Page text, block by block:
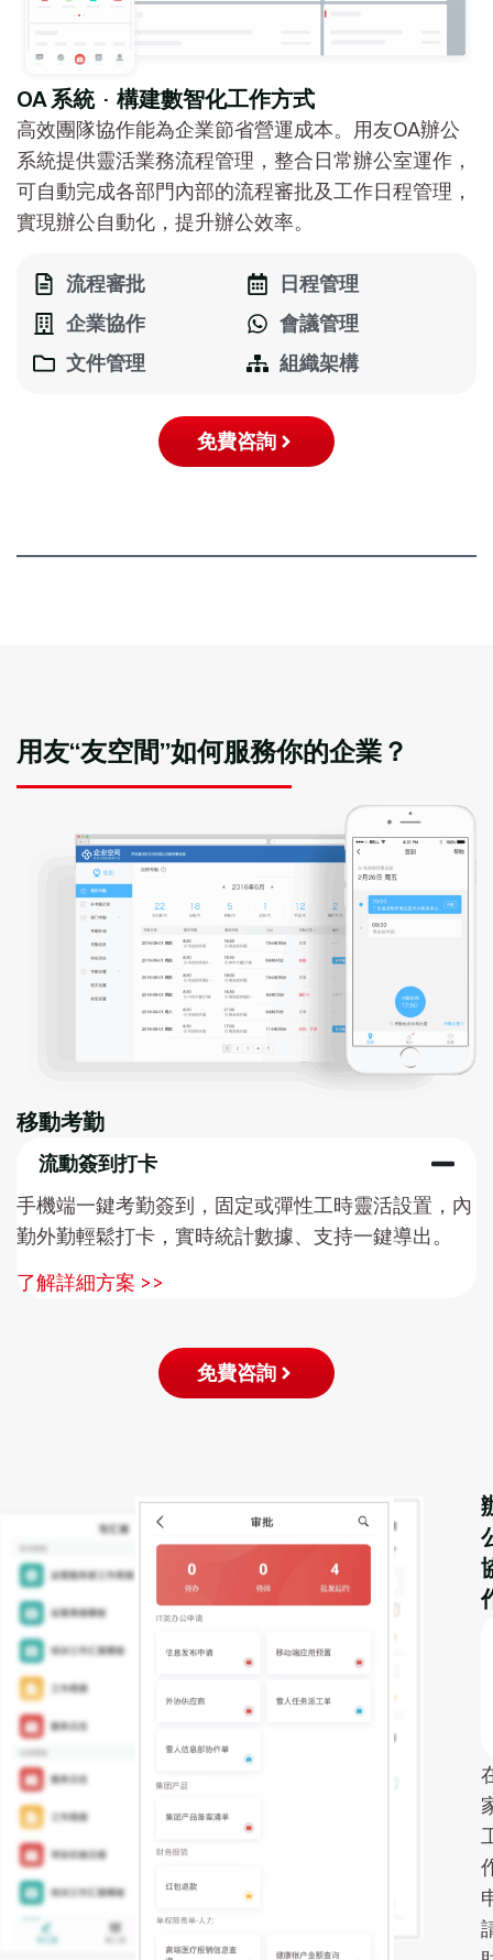
OA 系統 · 構建數智化工作方式
高效團隊協作能為企業節省營運成本。用友OA辦公
系統提供靈活業務流程管理，整合日常辦公室運作，
可自動完成各部門內部的流程審批及工作日程管理，
實現辦公自動化，提升辦公效率。
流程審批
企業協作
文件管理
日程管理
會議管理
組織架構
免費咨詢
用友“友空間”如何服務你的企業？
移動考勤
流動簽到打卡
手機端一鍵考勤簽到，固定或彈性工時靈活設置，內
勤外勤輕鬆打卡，實時統計數據、支持一鍵導出。
了解詳細方案 >>
免費咨詢